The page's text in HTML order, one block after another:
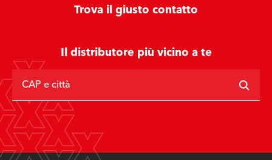
Trova il giusto contatto
Il distributore più vicino a te
CAP e città